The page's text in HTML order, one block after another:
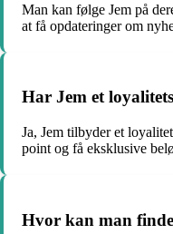
Man kan følge Jem på
at få opdateringer om
Har Jem et
Ja, Jem tilbyder et
point og få eksklusive
Hvor kan man